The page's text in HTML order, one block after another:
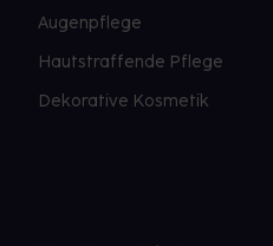
Augenpflege
Hautstraffende Pflege
Dekorative Kosmetik